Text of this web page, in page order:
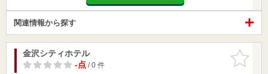
関連情報から探す
お気に入
りに追加
金沢シティホテル
-点/ 0 件